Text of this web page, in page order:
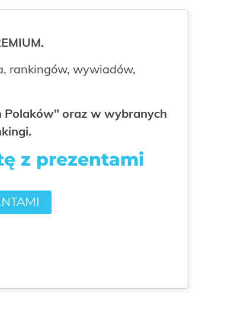
rankingów, wywiadów,
Polaków" oraz w wybranych
z prezentami